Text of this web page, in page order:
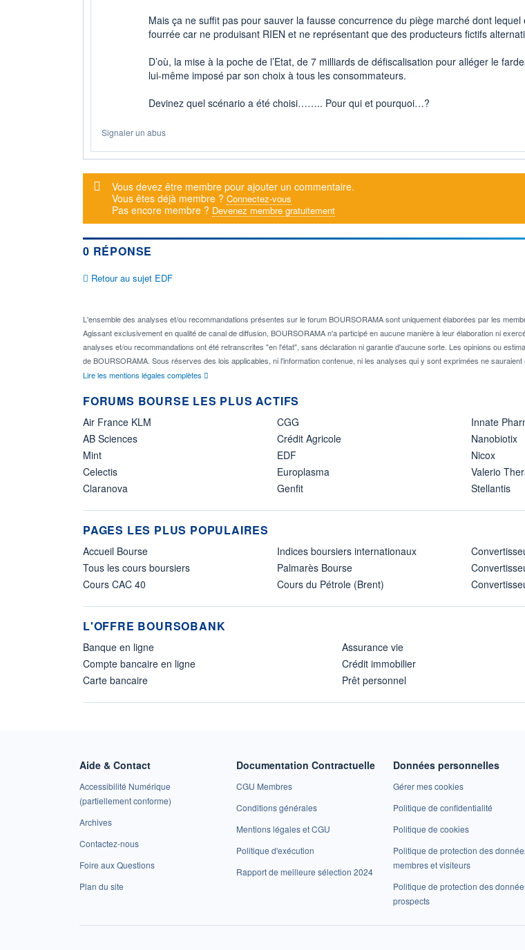
Mais ça ne suffit pas pour sauver la fausse concurrence du piège marché dont lequel
fourrée car ne produisant RIEN et ne représentant que des producteurs fictifs
D’où, la mise à la poche de l’Etat, de 7 milliards de défiscalisation pour alléger le
lui-même imposé par son choix à tous les consommateurs.
Devinez quel scénario a été choisi…….. Pour qui et pourquoi…?
Signaler un abus
Message d'alerte
Vous devez être membre pour ajouter un commentaire.
Vous êtes déjà membre ? Connectez-vous
Pas encore membre ? Devenez membre gratuitement
0 RÉPONSE
Retour au sujet EDF
L'ensemble des analyses et/ou recommandations présentes sur le forum BOURSORAMA sont uniquement élaborées par les
Agissant exclusivement en qualité de canal de diffusion, BOURSORAMA n'a participé en aucune manière à leur élaboration ni
analyses et/ou recommandations ont été retranscrites "en l'état", sans déclaration ni garantie d'aucune sorte. Les opinions ou
de BOURSORAMA. Sous réserves des lois applicables, ni l'information contenue, ni les analyses qui y sont exprimées ne
Lire les mentions légales complètes
FORUMS BOURSE LES PLUS ACTIFS
Air France KLM
AB Sciences
Mint
Celectis
Claranova
CGG
Crédit Agricole
EDF
Europlasma
Genfit
Innate
Nanobiotix
Nicox
Valerio
Stellantis
PAGES LES PLUS POPULAIRES
Accueil Bourse
Tous les cours boursiers
Cours CAC 40
Indices boursiers internationaux
Palmarès Bourse
Cours du Pétrole (Brent)
L'OFFRE BOURSOBANK
Banque en ligne
Compte bancaire en ligne
Carte bancaire
Assurance vie
Crédit immobilier
Prêt personnel
Aide & Contact
Accessibilité Numérique
(partiellement conforme)
Archives
Contactez-nous
Foire aux Questions
Plan du site
Documentation Contractuelle
CGU Membres
Conditions générales
Mentions légales et CGU
Politique d'exécution
Rapport de meilleure sélection 2024
Données personnelles
Gérer mes cookies
Politique de confidentialité
Politique de cookies
Politique de protection des
membres et visiteurs
Politique de protection des
prospects